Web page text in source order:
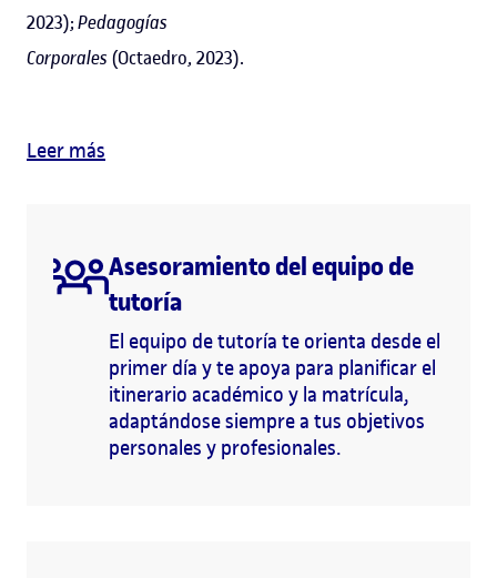
2023);Pedagogías
Corporales (Octaedro, 2023).
Leer más
Asesoramiento del equipo de
tutoría
El equipo de tutoría te orienta desde el
primer día y te apoya para planificar el
itinerario académico y la matrícula,
adaptándose siempre a tus objetivos
personales y profesionales.